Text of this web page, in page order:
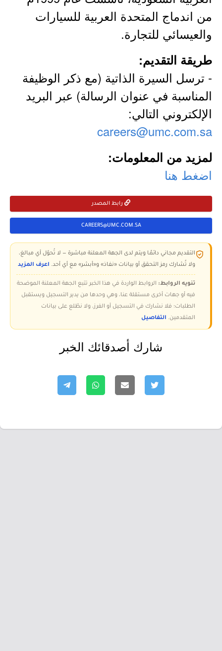
من اندماج المتحدة العربية للسيارات
والعيسائي للتجارة.
طريقة التقديم:
- ترسل السيرة الذاتية (مع ذكر الوظيفة
المناسبة في عنوان الرسالة) عبر البريد
الإلكتروني التالي:
careers@umc.com.sa
لمزيد من المعلومات:
اضغط هنا
رابط المصدر
CAREERS@UMC.COM.SA
التقديم مجاني دائمًا ويتم لدى الجهة المعلنة مباشرة — لا تُحوّل أي مبالغ،
ولا تُشارك رمز التحقق أو بيانات «نفاذ» و«أبشر» مع أي أحد. اعرف المزيد
تنويه الروابط: الروابط الواردة في هذا الخبر تتبع الجهة المعلنة الموضحة
فيه أو جهات أخرى مستقلة عنا، وهي وحدها من يدير التسجيل ويستقبل
الطلبات؛ فلا نشارك في التسجيل أو الفرز، ولا نطّلع على بيانات
المتقدمين. التفاصيل
شارك أصدقائك الخبر